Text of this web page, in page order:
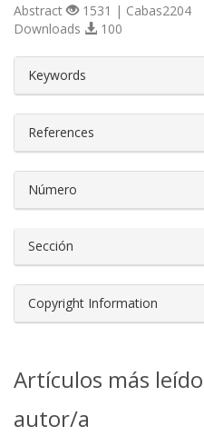
Abstract
1531 | Cabas2204
Downloads
100
Keywords
References
Número
Sección
Copyright Information
Artículos más
autor/a